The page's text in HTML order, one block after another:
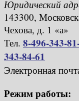
Юридический
143300,
Чехова, д. 1 «а»
Тел. 8-496-343-
343-84-61
Электронная
Режим работы: